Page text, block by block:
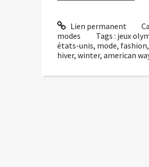
Lien permanent
modes
Tags : jeux
états-unis, mode, fashion,
hiver, winter, american